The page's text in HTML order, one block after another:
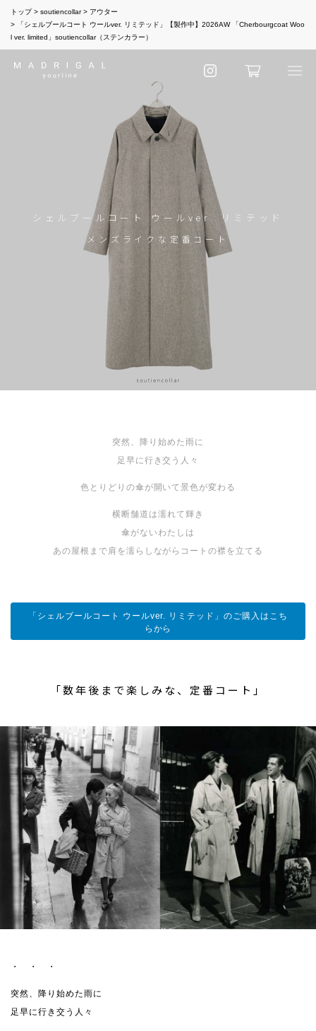
トップ soutiencollar
アウター
「シェルブールコート ウールver. リミテッド」【製作中】2026AW 「Cherbourgcoat Woo
l ver. limited」soutiencollar（ステンカラー）
シェルブールコート ウールver. リミテッド
メンズライクな定番コート
突然、降り始めた雨に
足早に行き交う人々
色とりどりの傘が開いて景色が変わる
横断舗道は濡れて輝き
傘がないわたしは
あの屋根まで肩を濡らしながらコートの襟を立てる
「シェルブールコート ウールver. リミテッド」のご購入はこち
らから
「数年後まで楽しみな、定番コート」
・ ・ ・
突然、降り始めた雨に
足早に行き交う人々